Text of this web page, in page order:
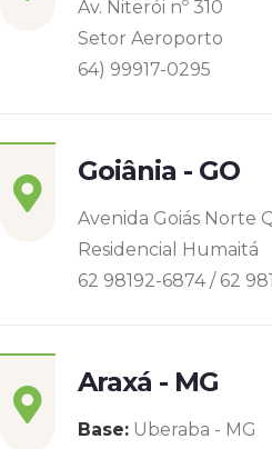
Av. Niterói nº 310
Setor Aeroporto
64) 99917-0295
Goiânia - GO
Avenida Goiás Norte
Residencial Humaitá
62 98192-6874 / 62
Araxá - MG
Base: Uberaba - MG